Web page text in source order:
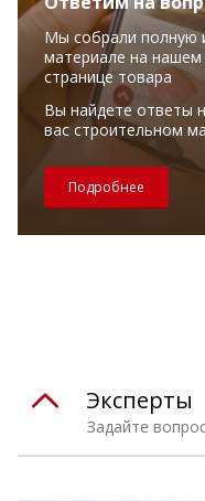
Мы собрали
материале на нашем
странице товара
Вы найдете ответы
вас строительном
Подробнее
Задайте
Эксперты